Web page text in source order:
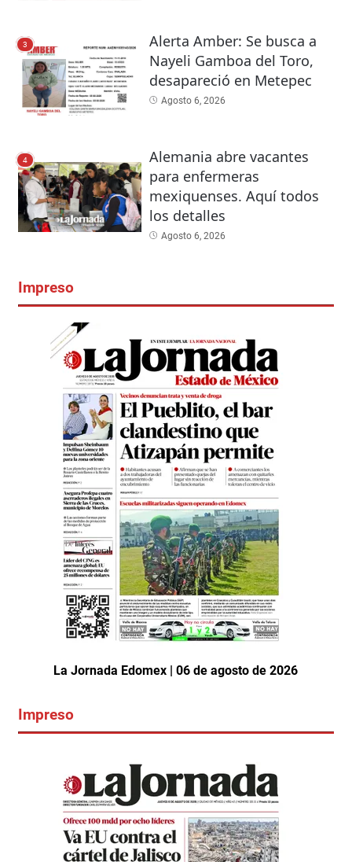
3
Alerta Amber: Se busca a
Nayeli Gamboa del Toro,
desapareció en Metepec
Agosto 6, 2026
4
Alemania abre vacantes
para enfermeras
mexiquenses. Aquí todos
los detalles
Agosto 6, 2026
Impreso
La Jornada Edomex | 06 de agosto de 2026
Impreso